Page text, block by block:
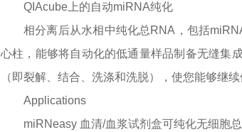
QIAcube上的自动miRNA纯化
相分离后从水相中纯化总 RNA，包括
心柱，能够将自动化的低通量样品制备无缝集
（即裂解、结合、洗涤和洗脱），使您能够继
Applications
miRNeasy 血清/血浆试剂盒可纯化无细胞